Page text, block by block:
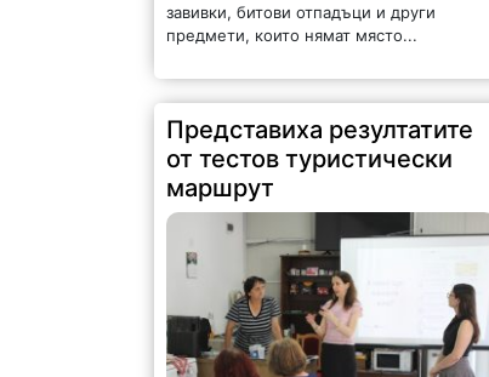
завивки, битови отпадъци и други
предмети, които нямат място...
Представиха резултатите
от тестов туристически
маршрут